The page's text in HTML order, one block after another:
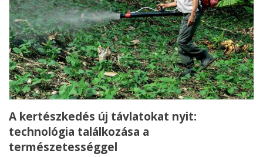
A kertészkedés új távlatokat nyit:
technológia találkozása a
természetességgel